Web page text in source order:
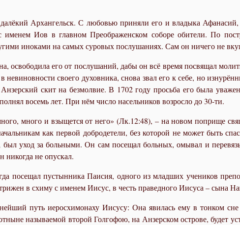
Архангельск. С любовью приняли его и владыка
Иов в главном Преображенском соборе обители. По
иноками на самых суровых послушаниях. Сам он ничего не
освободила его от послушаний, дабы он всё время посвящал
своего духовника, снова звал его к себе, но
скит на безмолвие. В 1702 году просьба его была
восемь лет. При нём число насельников возросло до 30-ти.
много и взыщется от него» (Лк.12:48), – на новом поприще
как первой добродетели, без которой не может быть
уход за больными. Он сам посещал больных, омывал и
никогда не опускал.
посещал пустынника Паисия, одного из младших учеников
в схиму с именем Иисус, в честь праведного Иисуса – сына
путь иеросхимонаху Иисусу: Она явилась ему в тонком
называемой второй Голгофою, на Анзерском острове, будет